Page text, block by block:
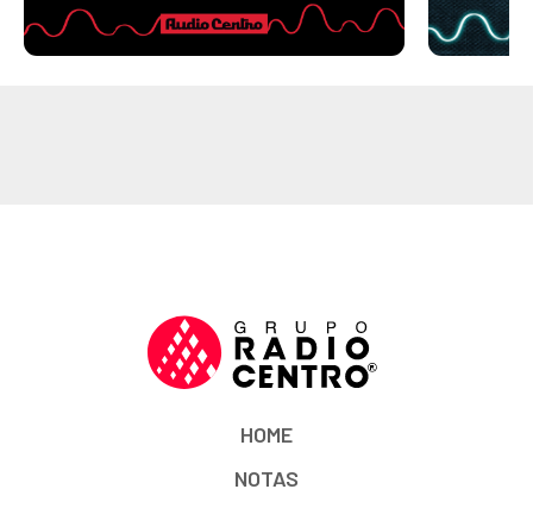
HOME
NOTAS